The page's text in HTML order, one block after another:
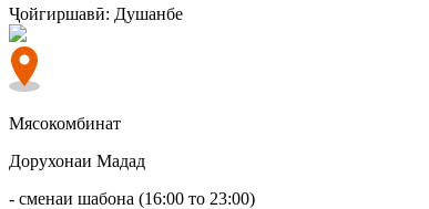
Ҷойгиршавӣ: Душанбе
Мясокомбинат
Дорухонаи Мадад
- сменаи шабона (16:00 то 23:00)